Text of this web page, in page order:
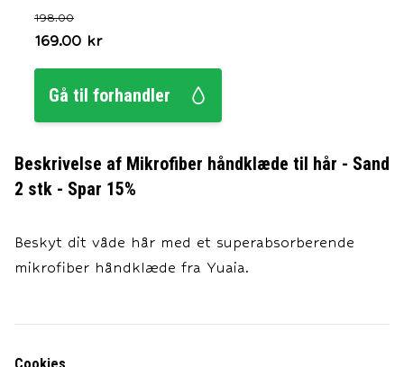
198.00
169.00 kr
Gå til forhandler
Beskrivelse af Mikrofiber håndklæde til hår - Sand
2 stk - Spar 15%
Beskyt dit våde hår med et superabsorberende
mikrofiber håndklæde fra Yuaia.